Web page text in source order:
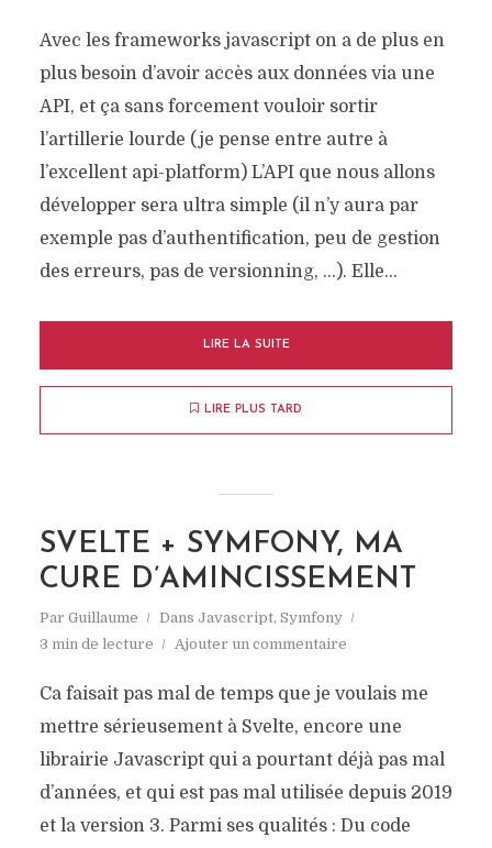
Avec les frameworks javascript on a de plus en
plus besoin d’avoir accès aux données via une
API, et ça sans forcement vouloir sortir
l’artillerie lourde (je pense entre autre à
l’excellent api-platform) L’API que nous allons
développer sera ultra simple (il n’y aura par
exemple pas d’authentification, peu de gestion
des erreurs, pas de versionning, …). Elle...
LIRE LA SUITE
LIRE PLUS TARD
SVELTE + SYMFONY, MA
CURE D’AMINCISSEMENT
Par Guillaume Dans Javascript, Symfony
3 min de lecture
Ajouter un commentaire
Ca faisait pas mal de temps que je voulais me
mettre sérieusement à Svelte, encore une
librairie Javascript qui a pourtant déjà pas mal
d’années, et qui est pas mal utilisée depuis 2019
et la version 3. Parmi ses qualités : Du code